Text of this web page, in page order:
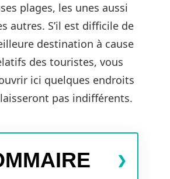
plages, les unes aussi
autres. S’il est difficile de
destination à cause
des touristes, vous
ici quelques endroits
pas indifférents.